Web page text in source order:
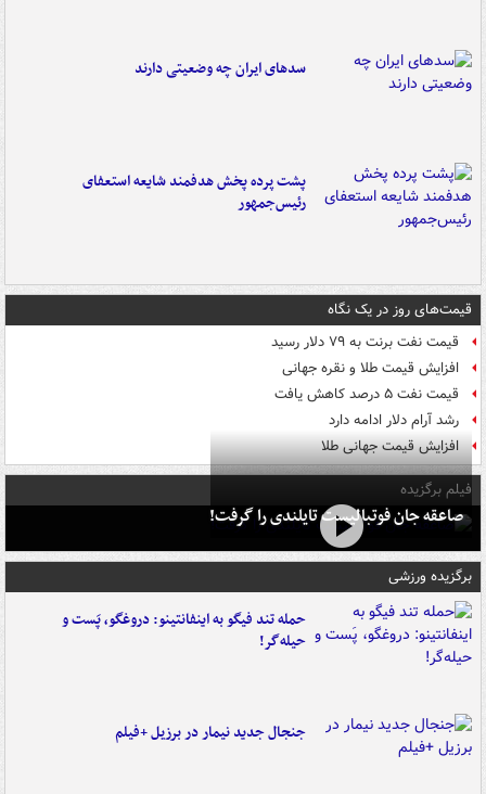
سدهای ایران چه وضعیتی دارند
پشت پرده پخش هدفمند شایعه استعفای
رئیس‌جمهور
قیمت‌های روز در یک نگاه
قیمت نفت برنت به ۷۹ دلار رسید
افزایش قیمت طلا و نقره جهانی
قیمت نفت ۵ درصد کاهش یافت
رشد آرام دلار ادامه دارد
افزایش قیمت جهانی طلا
فیلم برگزیده
صاعقه جان فوتبالیست تایلندی را گرفت!
برگزیده ورزشی
حمله تند فیگو به اینفانتینو: دروغگو، پَست‌ و
حیله‌گر!
جنجال جدید نیمار در برزیل +فیلم